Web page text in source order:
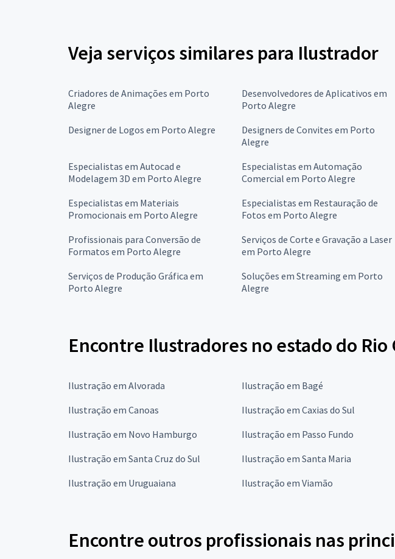
Veja serviços similares para Ilustrador
Criadores de Animações em Porto
Alegre
Desenvolvedores de Aplicativos em
Porto Alegre
Designer de Logos em Porto Alegre
Designers de Convites em Porto
Alegre
Especialistas em Autocad e
Modelagem 3D em Porto Alegre
Especialistas em Automação
Comercial em Porto Alegre
Especialistas em Materiais
Promocionais em Porto Alegre
Especialistas em Restauração de
Fotos em Porto Alegre
Profissionais para Conversão de
Formatos em Porto Alegre
Serviços de Corte e Gravação a Laser
em Porto Alegre
Serviços de Produção Gráfica em
Porto Alegre
Soluções em Streaming em Porto
Alegre
Encontre Ilustradores no estado do Rio
Ilustração em Alvorada Ilustração em Bagé
Ilustração em Canoas
Ilustração em Caxias do Sul
Ilustração em Novo Hamburgo
Ilustração em Passo Fundo
Ilustração em Santa Cruz do Sul
Ilustração em Santa Maria
Ilustração em Uruguaiana
Ilustração em Viamão
Encontre outros profissionais nas